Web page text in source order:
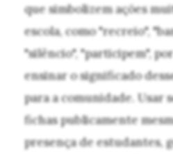
que simbolizem ações
escola, como "recreio",
"silêncio", "participem",
ensinar o significado
para a comunidade. Usar
fichas publicamente
presença de estudantes,